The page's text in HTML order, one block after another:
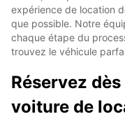
expérience de location
que possible. Notre
chaque étape du
trouvez le véhicule
Réservez
voiture de